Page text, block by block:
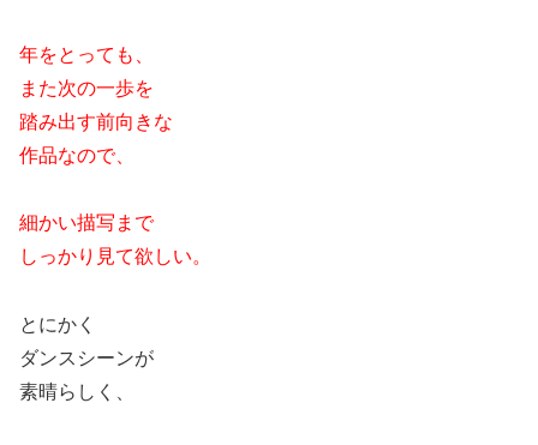
年をとっても、
また次の一歩を
踏み出す前向きな
作品なので、
細かい描写まで
しっかり見て欲しい。
とにかく
ダンスシーンが
素晴らしく、